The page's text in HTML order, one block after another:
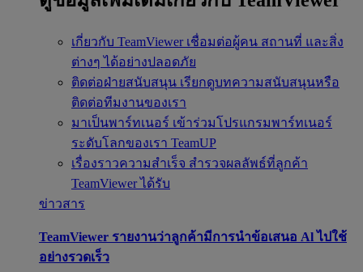
เกี่ยวกับ TeamViewer เชื่อมต่อผู้คน สถานที่ และสิ่ง
ต่างๆ ได้อย่างปลอดภัย
ติดต่อฝ่ายสนับสนุน เรียกดูบทความสนับสนุนหรือ
ติดต่อทีมงานของเรา
มาเป็นพาร์ทเนอร์ เข้าร่วมโปรแกรมพาร์ทเนอร์
ระดับโลกของเรา TeamUP
เรื่องราวความสำเร็จ สำรวจผลลัพธ์ที่ลูกค้า
TeamViewer ได้รับ
ข่าวสาร
TeamViewer รายงานว่าลูกค้ามีการนำข้อเสนอ Al ไปใช้
อย่างรวดเร็ว